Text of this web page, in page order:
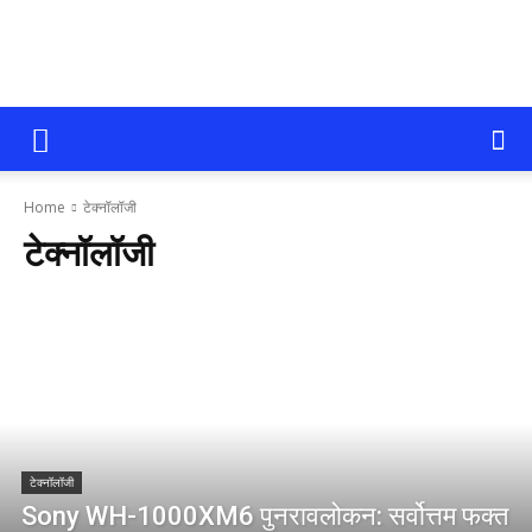
सोलापूर
Home टेक्नॉलॉजी
टेक्नॉलॉजी
टेक्नॉलॉजी
Sony WH-1000XM6 पुनरावलोकन: सर्वोत्तम फक्त